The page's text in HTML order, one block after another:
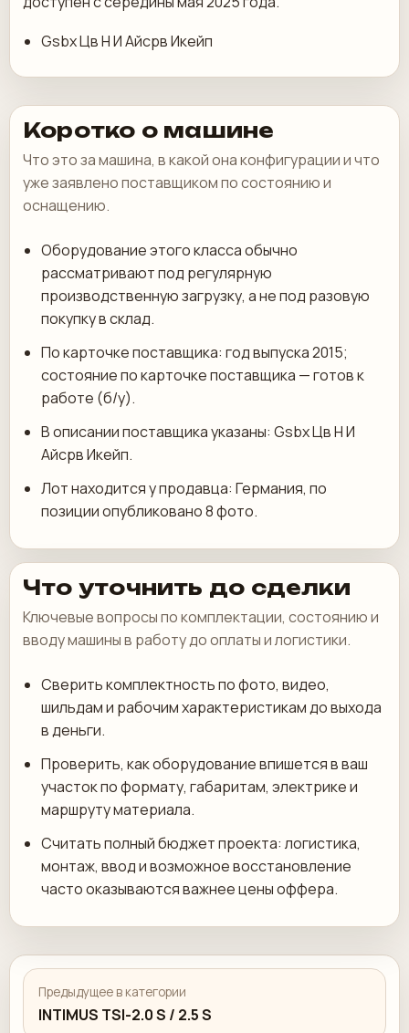
Gsbx Цв Н И Айсрв Икейп
Коротко о машине
Что это за машина, в какой она конфигурации и что
уже заявлено поставщиком по состоянию и
оснащению.
Оборудование этого класса обычно
рассматривают под регулярную
производственную загрузку, а не под разовую
покупку в склад.
По карточке поставщика: год выпуска 2015;
состояние по карточке поставщика — готов к
работе (б/у).
В описании поставщика указаны: Gsbx Цв Н И
Айсрв Икейп.
Лот находится у продавца: Германия, по
позиции опубликовано 8 фото.
Что уточнить до сделки
Ключевые вопросы по комплектации, состоянию и
вводу машины в работу до оплаты и логистики.
Сверить комплектность по фото, видео,
шильдам и рабочим характеристикам до выхода
в деньги.
Проверить, как оборудование впишется в ваш
участок по формату, габаритам, электрике и
маршруту материала.
Считать полный бюджет проекта: логистика,
монтаж, ввод и возможное восстановление
часто оказываются важнее цены оффера.
Предыдущее в категории
INTIMUS TSI-2.0 S / 2.5 S